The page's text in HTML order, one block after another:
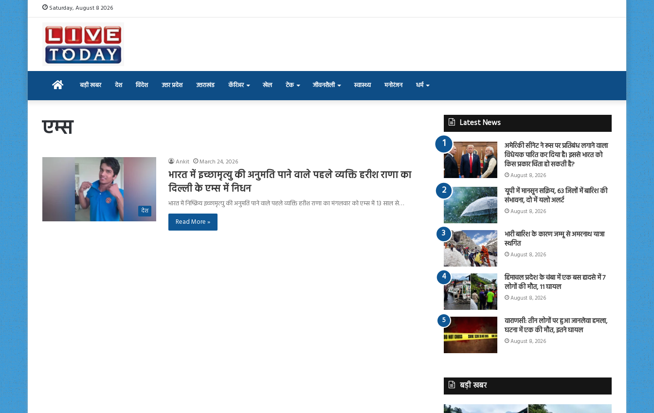
Saturday, August 8 2026
Home बड़ी खबर देश विदेश उत्तर प्रदेश उत्तराखंड कॅरिअर खेल टेक जीवनशैली स्वास्थ्य मनोरंजन धर्म
एम्स
देश
Ankit March 24, 2026
भारत में इच्छामृत्यु की अनुमति पाने वाले पहले व्यक्ति हरीश राणा का
दिल्ली के एम्स में निधन
भारत में निष्क्रिय इच्छामृत्यु की अनुमति पाने वाले पहले व्यक्ति हरीश राणा का मंगलवार को एम्स में 13 साल से…
Read More »
Latest News
अमेरिकी सीनेट ने रूस पर प्रतिबंध लगाने वाला
विधेयक पारित कर दिया है। इससे भारत को
किस प्रकार चिंता हो सकती है?
August 8, 2026
यूपी में मानसून सक्रिय, 63 जिलों में बारिश की
संभावना, दो में यलो अलर्ट
August 8, 2026
भारी बारिश के कारण जम्मू से अमरनाथ यात्रा
स्थगित
August 8, 2026
हिमाचल प्रदेश के चंबा में एक बस हादसे में 7
लोगों की मौत, 11 घायल
August 8, 2026
वाराणसी: तीन लोगों पर हुआ जानलेवा हमला,
घटना में एक की मौत, इतने घायल
August 8, 2026
बड़ी खबर